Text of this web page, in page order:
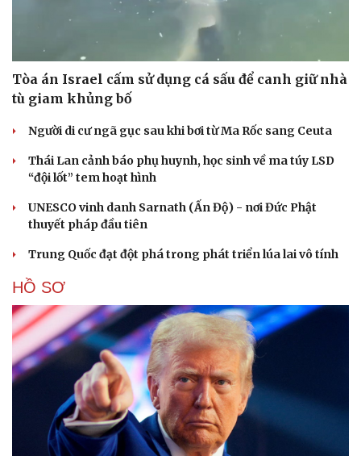
Tòa án Israel cấm sử dụng cá sấu để canh giữ nhà
tù giam khủng bố
Người di cư ngã gục sau khi bơi từ Ma Rốc sang Ceuta
Thái Lan cảnh báo phụ huynh, học sinh về ma túy LSD
“đội lốt” tem hoạt hình
UNESCO vinh danh Sarnath (Ấn Độ) - nơi Đức Phật
thuyết pháp đầu tiên
Trung Quốc đạt đột phá trong phát triển lúa lai vô tính
HỒ SƠ